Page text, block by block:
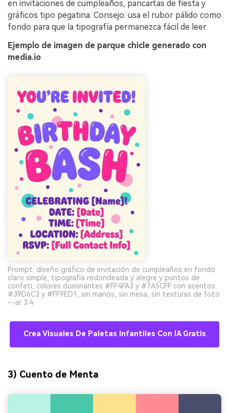
en invitaciones de cumpleaños, pancartas de fiesta y
gráficos tipo pegatina. Consejo: usa el rubor pálido como
fondo para que la tipografía permanezca fácil de leer.
Ejemplo de imagen de parque chicle generado con
media.io
Prompt: diseño gráfico de invitación de cumpleaños en fondo
claro simple, tipografía redondeada y alegre y puntos de
confeti, colores dominantes #FF4FA3 y #7A5CFF con acentos
#39D6C3 y #FF9ED1, sin manos, sin mesa, sin texturas de foto
--ar 3:4
Crea Visuales De Paletas Infantiles Con IA Gratis
3) Cuento de Menta